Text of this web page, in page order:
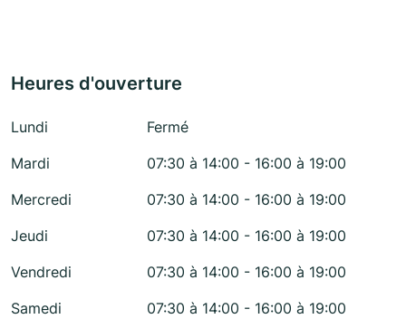
Heures d'ouverture
Lundi
Fermé
Mardi
07:30 à 14:00 - 16:00 à 19:00
Mercredi
07:30 à 14:00 - 16:00 à 19:00
Jeudi
07:30 à 14:00 - 16:00 à 19:00
Vendredi
07:30 à 14:00 - 16:00 à 19:00
Samedi
07:30 à 14:00 - 16:00 à 19:00